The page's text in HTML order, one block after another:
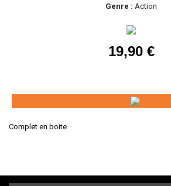
Genre : Action
19,90 €
Complet en boite